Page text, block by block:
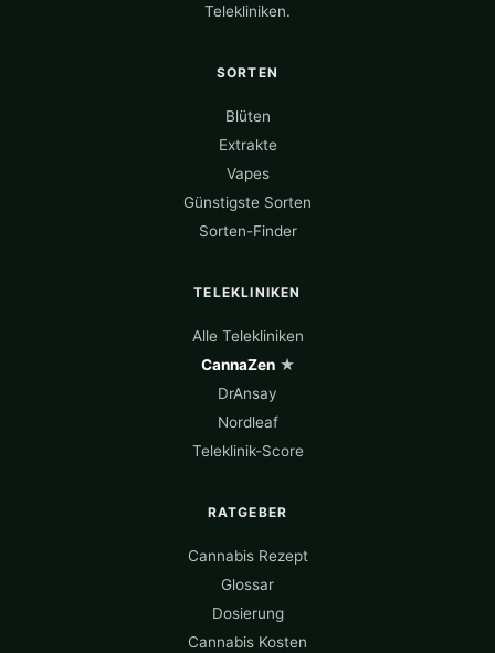
Telekliniken.
SORTEN
Blüten
Extrakte
Vapes
Günstigste Sorten
Sorten-Finder
TELEKLINIKEN
Alle Telekliniken
CannaZen★
DrAnsay
Nordleaf
Teleklinik-Score
RATGEBER
Cannabis Rezept
Glossar
Dosierung
Cannabis Kosten